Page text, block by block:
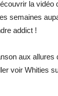
la vidéo
semaines
addict !
aux allures
voir Whities